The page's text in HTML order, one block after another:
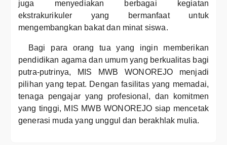
juga menyediakan berbagai kegiatan
ekstrakurikuler yang bermanfaat untuk
mengembangkan bakat dan minat siswa.
Bagi para orang tua yang ingin memberikan
pendidikan agama dan umum yang berkualitas bagi
putra-putrinya, MIS MWB WONOREJO menjadi
pilihan yang tepat. Dengan fasilitas yang memadai,
tenaga pengajar yang profesional, dan komitmen
yang tinggi, MIS MWB WONOREJO siap mencetak
generasi muda yang unggul dan berakhlak mulia.